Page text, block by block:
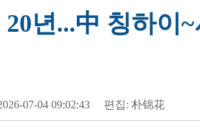
년...中 칭하이
07-04 09:02:43 편집: 朴锦花